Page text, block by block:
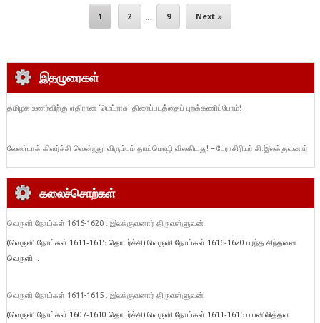
1 2 … 9 Next »
இதழுரைகள்
தமிழக உணர்விற்கு எதிரான ‘மெட்ராசு’ திரைப்படத்தைப் புறக்கணிப்போம்!
வேண்டாக் கிளர்ச்சி வென்றது! விரும்பும் தாய்மொழி விலகியது! – பேராசிரியர் சி.இலக்குவனார்
கலைச்சொற்கள்
வெருளி நோய்கள் 1616-1620 : இலக்குவனார் திருவள்ளுவன்
(வெருளி நோய்கள் 1611-1615 தொடர்ச்சி) வெருளி நோய்கள் 1616-1620 பரந்த சிந்தனை
வெருளி...
வெருளி நோய்கள் 1611-1615 : இலக்குவனார் திருவள்ளுவன்
(வெருளி நோய்கள் 1607-1610 தொடர்ச்சி) வெருளி நோய்கள் 1611-1615 பயனிலித்தள